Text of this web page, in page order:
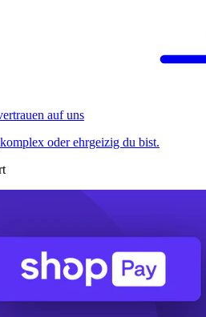
auf uns
oder ehrgeizig du bist.